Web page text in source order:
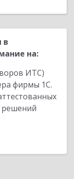
в
на:
ИТС)
фирмы 1С.
решений